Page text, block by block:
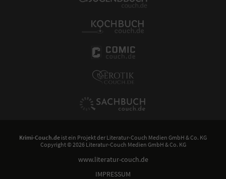
Krimi-Couch.de ist ein Projekt der Literatur-Couch Medien GmbH & Co. KG
Copyright © 2026 Literatur-Couch Medien GmbH & Co. KG
www.literatur-couch.de
IMPRESSUM